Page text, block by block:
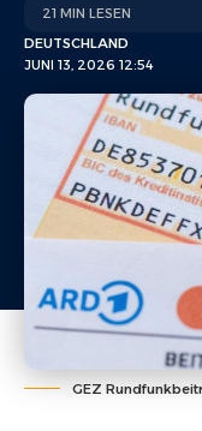
JUNI 13, 2026 12:54
DEUTSCHLAND
21 MIN LESEN
GEZ